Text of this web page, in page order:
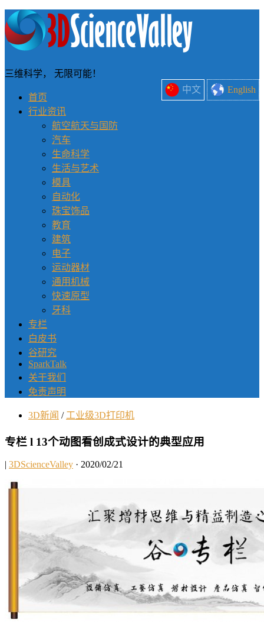
中文 English
三维科学， 无限可能！
首页
行业资讯
航空航天与国防
汽车
生命科学
生活与艺术
模具
自动化
珠宝饰品
教育
建筑
电子
运动器材
通用机械
快速原型
牙科
专栏
白皮书
谷研究
SparkTalk
关于我们
免责声明
3D新闻 / 工业级3D打印机
专栏 l 13个动图看创成式设计的典型应用
| 3DScienceValley · 2020/02/21